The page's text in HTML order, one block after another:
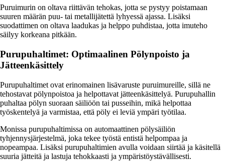
Puruimurin on oltava riittävän tehokas, jotta se pystyy poistamaan
suuren määrän puu- tai metallijätettä lyhyessä ajassa. Lisäksi
suodattimen on oltava laadukas ja helppo puhdistaa, jotta imuteho
säilyy korkeana pitkään.
Purupuhaltimet: Optimaalinen Pölynpoisto ja
Jätteenkäsittely
Purupuhaltimet ovat erinomainen lisävaruste puruimureille, sillä ne
tehostavat pölynpoistoa ja helpottavat jätteenkäsittelyä. Purupuhallin
puhaltaa pölyn suoraan säiliöön tai pusseihin, mikä helpottaa
työskentelyä ja varmistaa, että pöly ei leviä ympäri työtilaa.
Monissa purupuhaltimissa on automaattinen pölysäiliön
tyhjennysjärjestelmä, joka tekee työstä entistä helpompaa ja
nopeampaa. Lisäksi purupuhaltimien avulla voidaan siirtää ja käsitellä
suuria jätteitä ja lastuja tehokkaasti ja ympäristöystävällisesti.